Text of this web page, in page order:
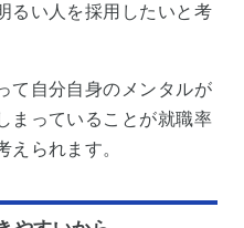
るい人を採用したいと考
て自分自身のメンタルが
まっていることが就職率
えられます。